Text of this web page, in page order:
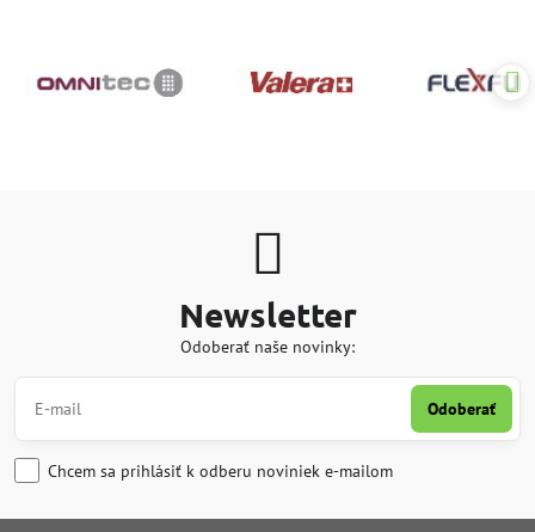
Newsletter
Odoberať naše novinky:
Odoberať
Chcem sa prihlásiť k odberu noviniek e-mailom